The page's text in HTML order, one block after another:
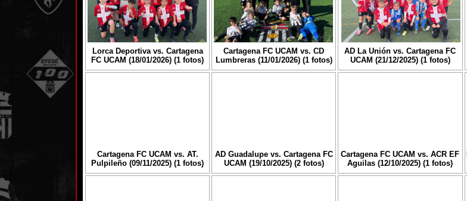
Lorca Deportiva vs. Cartagena
FC UCAM (18/01/2026) (1 fotos)
Cartagena FC UCAM vs. CD
Lumbreras (11/01/2026) (1 fotos)
AD La Unión vs. Cartagena FC
UCAM (21/12/2025) (1 fotos)
Cartagena FC UCAM vs. AT.
Pulpileño (09/11/2025) (1 fotos)
AD Guadalupe vs. Cartagena FC
UCAM (19/10/2025) (2 fotos)
Cartagena FC UCAM vs. ACR EF
Aguilas (12/10/2025) (1 fotos)